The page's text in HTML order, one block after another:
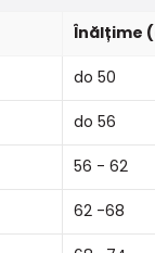
Înălțime
do 50
do 56
56 - 62
62 -68